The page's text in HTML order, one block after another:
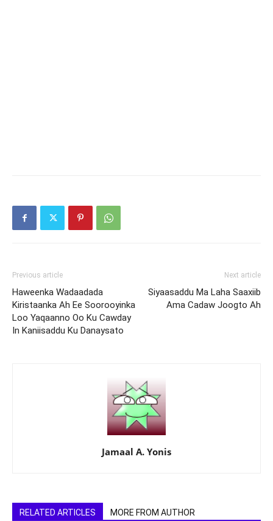
Previous article
Haweenka Wadaadada
Kiristaanka Ah Ee Soorooyinka
Loo Yaqaanno Oo Ku Cawday
In Kaniisaddu Ku Danaysato
Next article
Siyaasaddu Ma Laha Saaxiib
Ama Cadaw Joogto Ah
Jamaal A. Yonis
RELATED ARTICLES MORE FROM AUTHOR